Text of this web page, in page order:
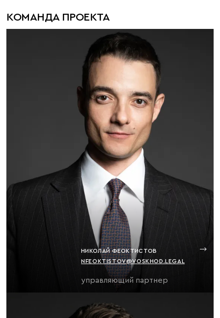
КОМАНДА ПРОЕКТА
НИКОЛАЙ ФЕОКТИСТОВ
NFEOKTISTOV@VOSKHOD.LEGAL
управляющий партнер